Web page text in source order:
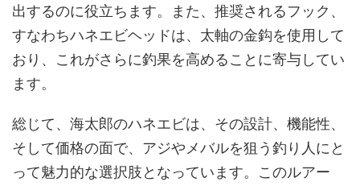
出するのに役立ちます。また、推奨されるフック、
すなわちハネエビヘッドは、太軸の金鈎を使用して
おり、これがさらに釣果を高めることに寄与してい
ます。
総じて、海太郎のハネエビは、その設計、機能性、
そして価格の面で、アジやメバルを狙う釣り人にと
って魅力的な選択肢となっています。このルアー